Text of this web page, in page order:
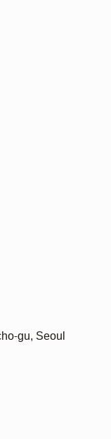
gu, Seoul